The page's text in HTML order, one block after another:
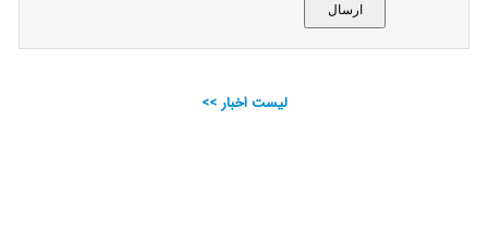
لیست اخبار >>